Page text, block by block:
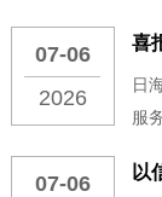
长
技
07-06
2026
日
服
技
07-06